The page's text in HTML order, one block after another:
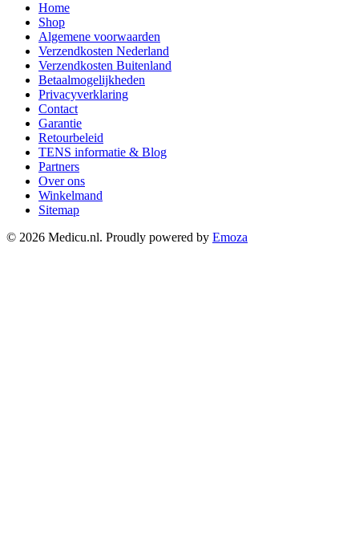
Home
Shop
Algemene voorwaarden
Verzendkosten Nederland
Verzendkosten Buitenland
Betaalmogelijkheden
Privacyverklaring
Contact
Garantie
Retourbeleid
TENS informatie & Blog
Partners
Over ons
Winkelmand
Sitemap
© 2026 Medicu.nl. Proudly powered by Emoza